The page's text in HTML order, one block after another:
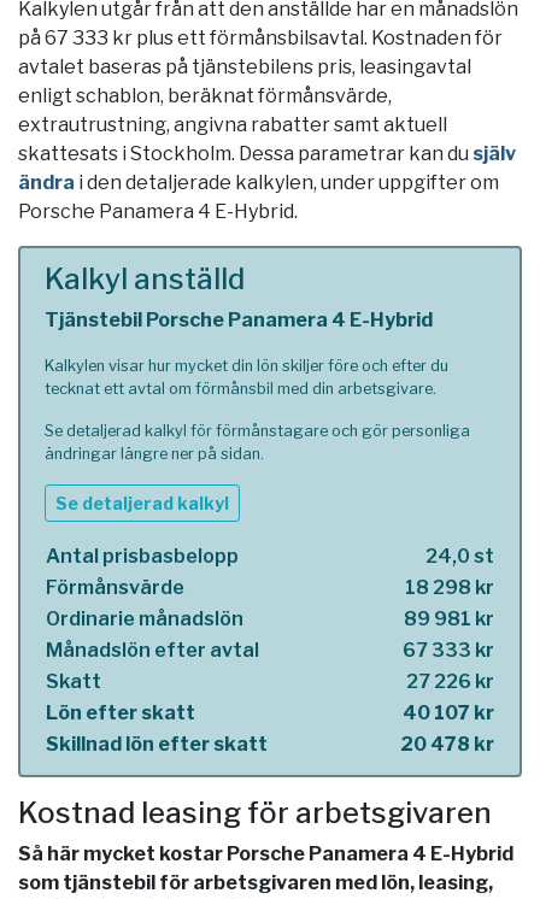
Kalkylen utgår från att den anställde har en månadslön
på 67 333 kr plus ett förmånsbilsavtal. Kostnaden för
avtalet baseras på tjänstebilens pris, leasingavtal
enligt schablon, beräknat förmånsvärde,
extrautrustning, angivna rabatter samt aktuell
skattesats i Stockholm. Dessa parametrar kan du själv
ändra i den detaljerade kalkylen, under uppgifter om
Porsche Panamera 4 E-Hybrid.
Kalkyl anställd
Tjänstebil Porsche Panamera 4 E-Hybrid
Kalkylen visar hur mycket din lön skiljer före och efter du
tecknat ett avtal om förmånsbil med din arbetsgivare.
Se detaljerad kalkyl för förmånstagare och gör personliga
ändringar längre ner på sidan.
Se detaljerad kalkyl
Antal prisbasbelopp
24,0 st
Förmånsvärde
18 298 kr
Ordinarie månadslön
89 981 kr
Månadslön efter avtal
67 333 kr
Skatt
27 226 kr
Lön efter skatt
40 107 kr
Skillnad lön efter skatt
20 478 kr
Kostnad leasing för arbetsgivaren
Så här mycket kostar Porsche Panamera 4 E-Hybrid
som tjänstebil för arbetsgivaren med lön, leasing,